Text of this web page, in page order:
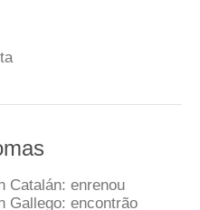
Catalán: enrenou
Gallego: encontrão